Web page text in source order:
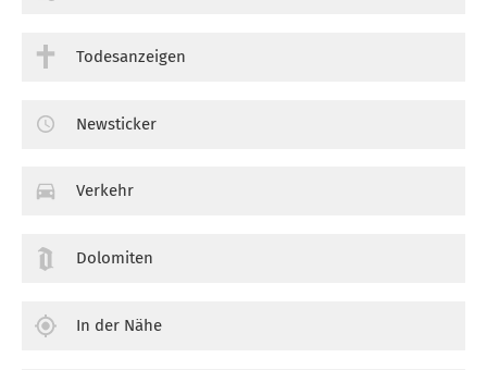
Todesanzeigen
Newsticker
Verkehr
Dolomiten
In der Nähe